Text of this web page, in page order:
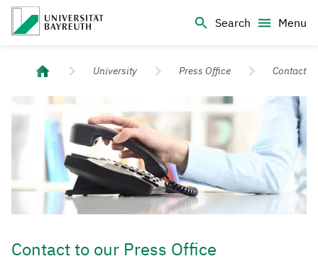
Search
Menu
University of Bayreuth – Top Campus University
University Press Office Contact
Contact to our Press Office